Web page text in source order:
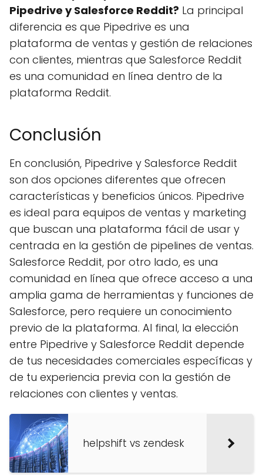
Pipedrive y Salesforce Reddit? La principal
diferencia es que Pipedrive es una
plataforma de ventas y gestión de relaciones
con clientes, mientras que Salesforce Reddit
es una comunidad en línea dentro de la
plataforma Reddit.
Conclusión
En conclusión, Pipedrive y Salesforce Reddit
son dos opciones diferentes que ofrecen
características y beneficios únicos. Pipedrive
es ideal para equipos de ventas y marketing
que buscan una plataforma fácil de usar y
centrada en la gestión de pipelines de ventas.
Salesforce Reddit, por otro lado, es una
comunidad en línea que ofrece acceso a una
amplia gama de herramientas y funciones de
Salesforce, pero requiere un conocimiento
previo de la plataforma. Al final, la elección
entre Pipedrive y Salesforce Reddit depende
de tus necesidades comerciales específicas y
de tu experiencia previa con la gestión de
relaciones con clientes y ventas.
helpshift vs zendesk